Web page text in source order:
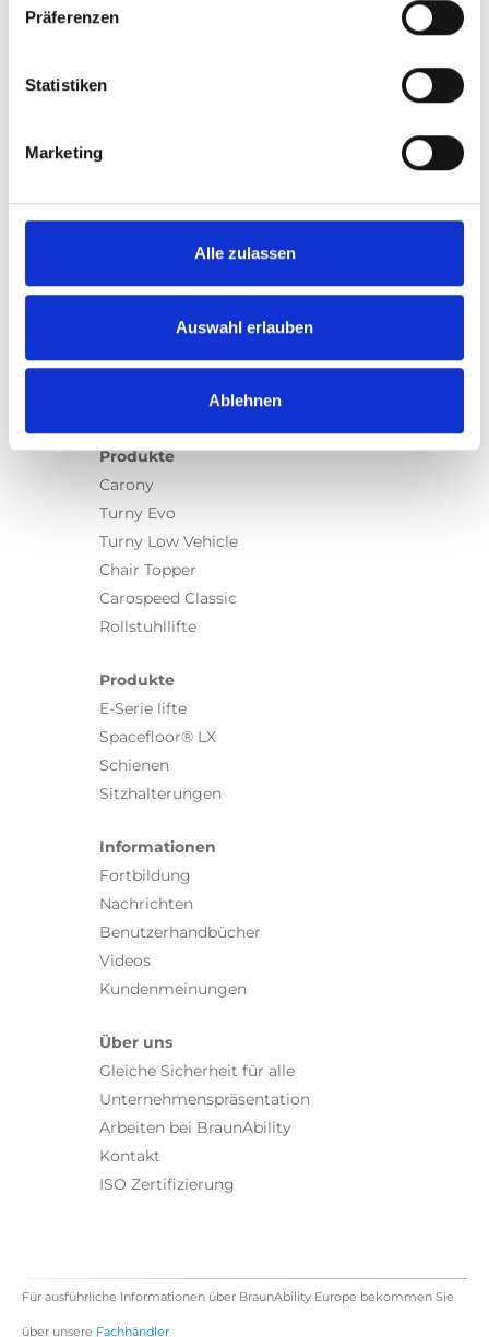
Präferenzen
Statistiken
Marketing
Alle zulassen
Auswahl erlauben
Ablehnen
Einbetten
auf Ihrer Webseite einbetten können.
benachrichtigt zu werden, wenn wir ein neues Video hochladen.
Produkte
Carony
Turny Evo
Turny Low Vehicle
Chair Topper
Carospeed Classic
Rollstuhllifte
Produkte
E-Serie lifte
Spacefloor® LX
Schienen
Sitzhalterungen
Informationen
Fortbildung
Nachrichten
Benutzerhandbücher
Videos
Kundenmeinungen
Über uns
Gleiche Sicherheit für alle
Unternehmenspräsentation
Arbeiten bei BraunAbility
Kontakt
ISO Zertifizierung
Für ausführliche Informationen über BraunAbility Europe bekommen Sie
über unsere Fachhändler